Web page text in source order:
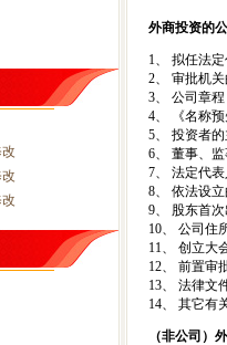
外商投资的
1、 拟任法
2、 审批机
3、 公司章程
4、 《名称
5、 投资者
6、 董事、
7、 法定代
8、 依法设
9、 股东首
10、 公司住
11、 创立大
12、 前置审
13、 法律文
14、 其它有
（非公司）